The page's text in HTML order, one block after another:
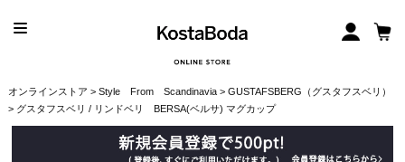
オンラインストア > Style From Scandinavia> GUSTAFSBERG（グスタフスベリ）
> グスタフスベリ / リンドベリ BERSA(ベルサ) マグカップ